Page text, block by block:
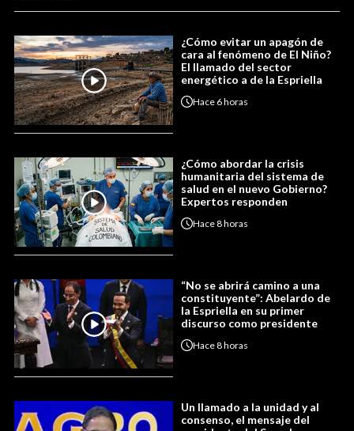
¿Cómo evitar un apagón de
cara al fenómeno de El Niño?
El llamado del sector
energético a de la Espriella
Hace 6 horas
¿Cómo abordar la crisis
humanitaria del sistema de
salud en el nuevo Gobierno?
Expertos responden
Hace8 horas
“No se abrirá camino a una
constituyente”: Abelardo de
la Espriella en su primer
discurso como presidente
Hace8 horas
Un llamado a la unidad y al
consenso, el mensaje del